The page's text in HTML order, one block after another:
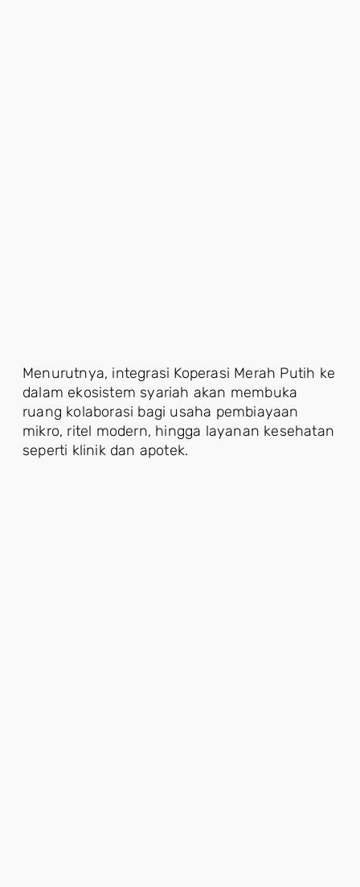
Menurutnya, integrasi Koperasi Merah Putih ke
dalam ekosistem syariah akan membuka
ruang kolaborasi bagi usaha pembiayaan
mikro, ritel modern, hingga layanan kesehatan
seperti klinik dan apotek.